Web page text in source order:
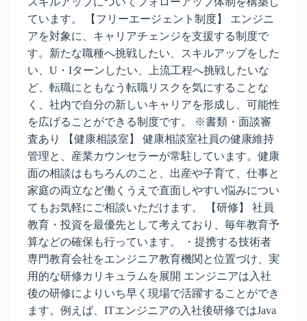
ています。 【フリーエージェント制度】 エンジニ
アを対象に、キャリアチェンジを支援する制度で
す。新たな職種へ挑戦したい、スキルアップをした
い、U・Iターンしたい、上流工程へ挑戦したいな
ど、転職にともなう転職リスクを気にすることな
く、社内で自分の新しいキャリアを形成し、可能性
を広げることができる制度です。 ※書類・面談審
査あり 【健康相談室】 健康相談室社員の健康維持
管理と、産業カウンセラーが常駐しています。健康
面の相談はもちろんのこと、出産や子育て、仕事と
家庭の両立など働くうえで直面しやすい悩みについ
てもお気軽にご相談いただけます。 【研修】 社員
教育・投資を最優先として考えており、毎年教育予
算などの確保も行っています。 ・提携する技術者
専門教育会社をエンジニア教育機関と位置づけ、実
用的な研修カリキュラムを展開 エンジニアは入社
後の研修によりいち早く現場で活躍することができ
ます。例えば、ITエンジニアの入社後研修ではJava